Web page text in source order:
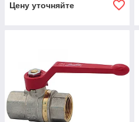
Цену уточняйте